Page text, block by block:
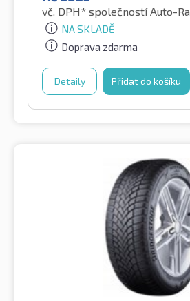
vč. DPH* společností Auto-
NA SKLADĚ
Doprava zdarma
Detaily Přidat do košíku